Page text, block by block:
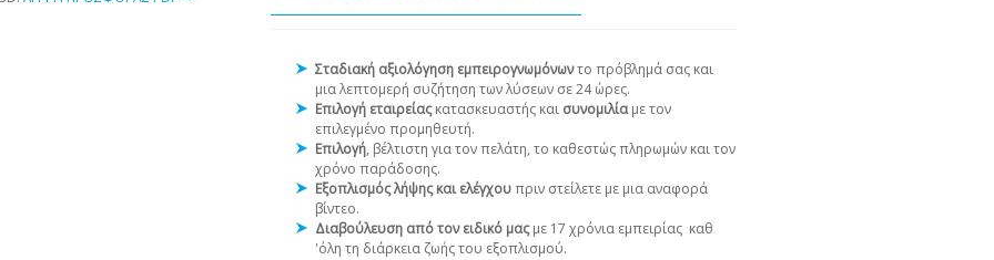
Σταδιακή αξιολόγηση εμπειρογνωμόνωντο πρόβλημά σας και
μια λεπτομερή συζήτηση των λύσεων σε 24 ώρες.
Επιλογή εταιρείαςκατασκευαστής και συνομιλίαμε τον
επιλεγμένο προμηθευτή.
Επιλογή, βέλτιστη για τον πελάτη, το καθεστώς πληρωμών και τον
χρόνο παράδοσης.
Εξοπλισμός λήψης και ελέγχουπριν στείλετε με μια αναφορά
βίντεο.
Διαβούλευση από τον ειδικό μαςμε 17 χρόνια εμπειρίας καθ
'όλη τη διάρκεια ζωής του εξοπλισμού.